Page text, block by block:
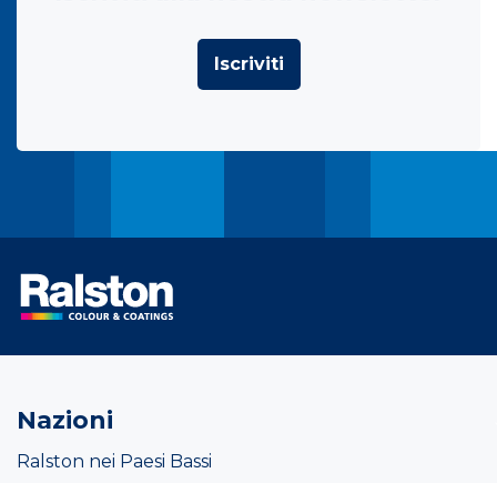
Iscriviti
Nazioni
Ralston nei Paesi Bassi